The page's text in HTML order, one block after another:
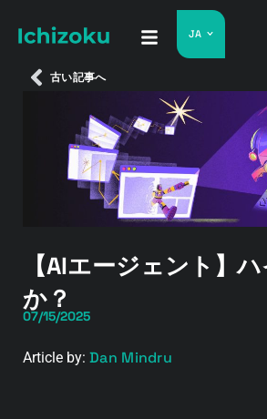
JA
古い記事へ
【AIエージェント】
か？
07/15/2025
Article by: Dan Mindru